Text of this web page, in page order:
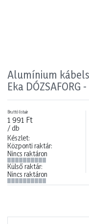
Alumínium
Eka DÓZSAFORG
Bruttó listaár
1 991 Ft
/ db
Készlet:
Központi raktár:
Nincs raktáron
Külső raktár:
Nincs raktáron